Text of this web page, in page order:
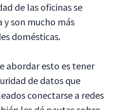
de las oficinas se
y son mucho más
domésticas.
abordar esto es tener
de datos que
conectarse a redes